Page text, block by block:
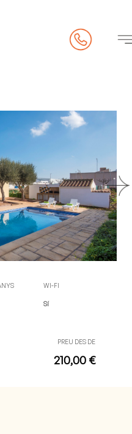
WI-FI
Sí
PREU DES DE
210,00 €